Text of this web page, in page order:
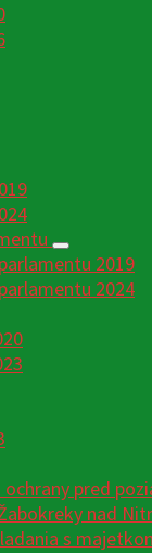
2019
2024
pred
nad
s